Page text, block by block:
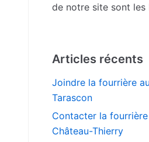
de notre site sont les
Articles récents
Joindre la fourrière
Tarascon
Contacter la
Château-Thierry